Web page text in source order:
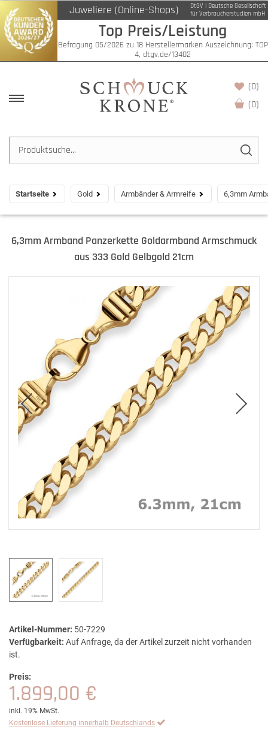
Juweliere (Online-Shops)
DtGV | Deutsche Gesellschaft
für Verbraucherstudien mbH
Top Preis/Leistung
Befragung 05/2026 zu 18 Herstellermarken Auszeichnung: TOP
4, dtgv.de/13402
(0)
(0)
Startseite Gold Armbänder & Armreife 6,3mm
6,3mm Armband Panzerkette Goldarmband Armschmuck
aus 333 Gold Gelbgold 21cm
Artikel-Nummer: 50-7229
Verfügbarkeit: Auf Anfrage, da der Artikel zurzeit nicht vorhanden
ist.
Preis:
1.899,00 €
inkl. 19% MwSt.
Kostenlose Lieferung innerhalb Deutschlands